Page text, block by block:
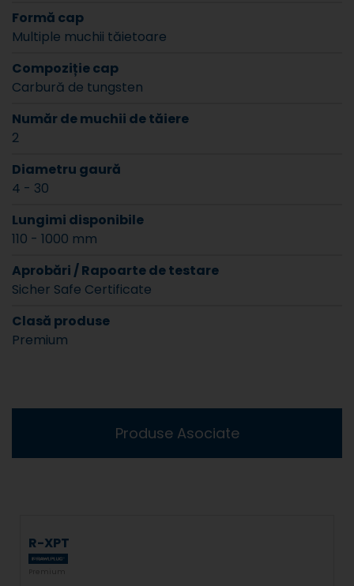
Formă cap
Multiple muchii tăietoare
Compoziție cap
Carbură de tungsten
Număr de muchii de tăiere
2
Diametru gaură
4 - 30
Lungimi disponibile
110 - 1000 mm
Aprobări / Rapoarte de testare
Sicher Safe Certificate
Clasă produse
Premium
Produse Asociate
R-XPT
Premium